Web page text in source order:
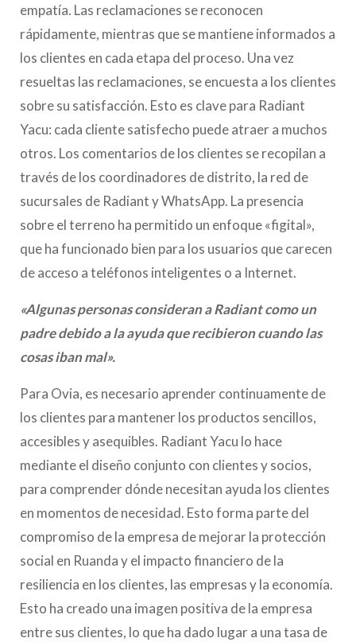
empatía. Las reclamaciones se reconocen
rápidamente, mientras que se mantiene informados a
los clientes en cada etapa del proceso. Una vez
resueltas las reclamaciones, se encuesta a los clientes
sobre su satisfacción. Esto es clave para Radiant
Yacu: cada cliente satisfecho puede atraer a muchos
otros. Los comentarios de los clientes se recopilan a
través de los coordinadores de distrito, la red de
sucursales de Radiant y WhatsApp. La presencia
sobre el terreno ha permitido un enfoque «figital»,
que ha funcionado bien para los usuarios que carecen
de acceso a teléfonos inteligentes o a Internet.
«Algunas personas consideran a Radiant como un
padre debido a la ayuda que recibieron cuando las
cosas iban mal».
Para Ovia, es necesario aprender continuamente de
los clientes para mantener los productos sencillos,
accesibles y asequibles. Radiant Yacu lo hace
mediante el diseño conjunto con clientes y socios,
para comprender dónde necesitan ayuda los clientes
en momentos de necesidad. Esto forma parte del
compromiso de la empresa de mejorar la protección
social en Ruanda y el impacto financiero de la
resiliencia en los clientes, las empresas y la economía.
Esto ha creado una imagen positiva de la empresa
entre sus clientes, lo que ha dado lugar a una tasa de